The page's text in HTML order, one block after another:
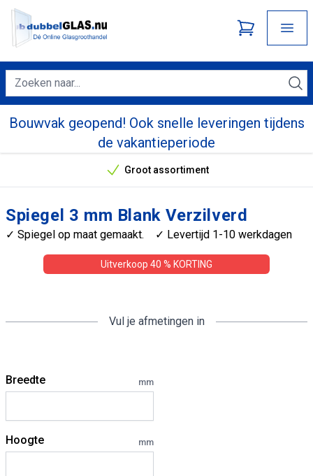
Bouwvak geopend! Ook snelle leveringen tijdens
de vakantieperiode
Onze unieke verkoopargumenten
Groot assortiment
Spiegel 3 mm Blank Verzilverd
✓ Spiegel op maat gemaakt. ✓ Levertijd 1-10 werkdagen
Uitverkoop 40 % KORTING
Vul je afmetingen in
Breedte mm
Hoogte mm